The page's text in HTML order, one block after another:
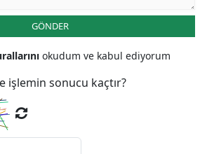
GÖNDER
okudum ve kabul ediyorum
işlemin sonucu kaçtır?